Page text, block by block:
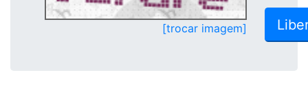
[trocar imagem]